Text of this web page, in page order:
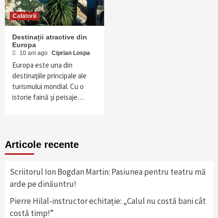
Calatorii
Destinații atractive din
Europa
10 ani ago Ciprian Lospa
Europa este una din
destinaţiile principale ale
turismului mondial. Cu o
istorie faină şi peisaje…
Articole recente
Scriitorul Ion Bogdan Martin: Pasiunea pentru teatru mă
arde pe dinăuntru!
Pierre Hilal-instructor echitație: „Calul nu costă bani cât
costă timp!”